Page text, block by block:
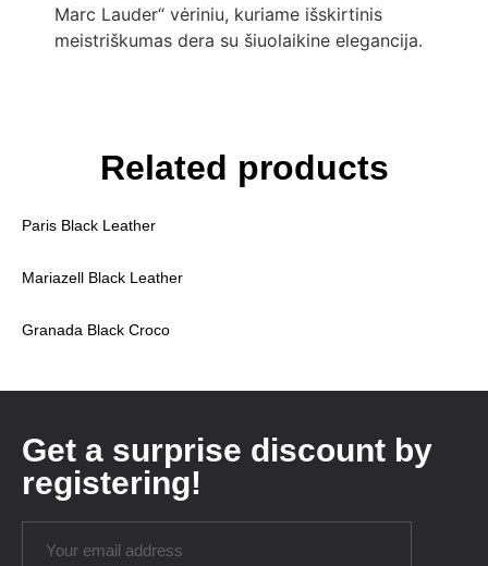
Marc Lauder“ vėriniu, kuriame išskirtinis
meistriškumas dera su šiuolaikine elegancija.
Related products
Paris Black Leather
Mariazell Black Leather
Granada Black Croco
Get a surprise discount by
registering!